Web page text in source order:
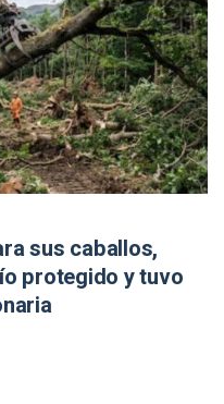
sus caballos,
protegido y tuvo